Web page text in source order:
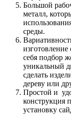
Большой
металл,
среды.
себя подбор
уникальный
сделать
дереву или
Простой и
конструкция
установку